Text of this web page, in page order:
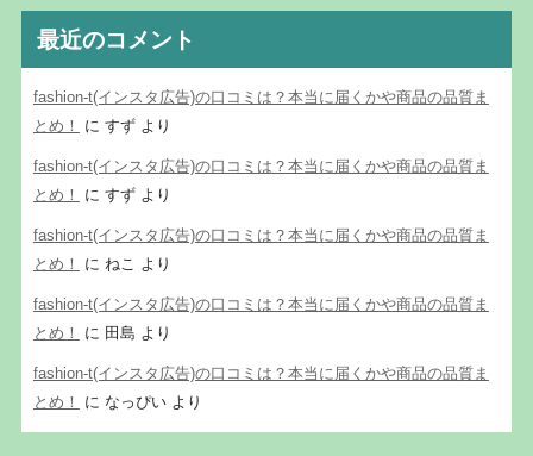
最近のコメント
fashion-t(インスタ広告)の口コミは？本当に届くかや商品の品質ま
とめ！
に すずより
fashion-t(インスタ広告)の口コミは？本当に届くかや商品の品質ま
とめ！
に すずより
fashion-t(インスタ広告)の口コミは？本当に届くかや商品の品質ま
とめ！
に ねこ より
fashion-t(インスタ広告)の口コミは？本当に届くかや商品の品質ま
とめ！
に 田島 より
fashion-t(インスタ広告)の口コミは？本当に届くかや商品の品質ま
とめ！
に なっぴいより